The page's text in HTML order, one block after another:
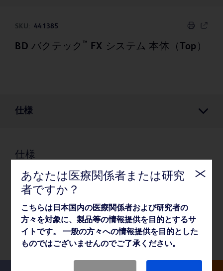
SKU: 441385
BD バクテック ™ FX システム 本体（Top）
仕様
仕様
梱包
薬事・その他情報
あなたは医療関係者または研究
者ですか？
こちらは日本国内の医療関係者および研究者の
方々を対象に、製品等の情報提供を目的とするサ
イトです。 一般の方々への情報提供を目的とした
ものではございませんのでご了承ください。